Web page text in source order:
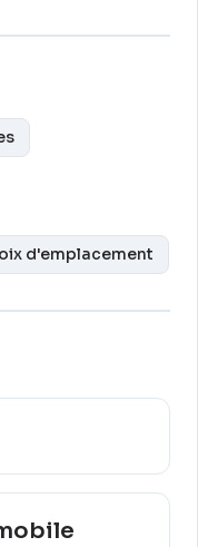
d'emplacement